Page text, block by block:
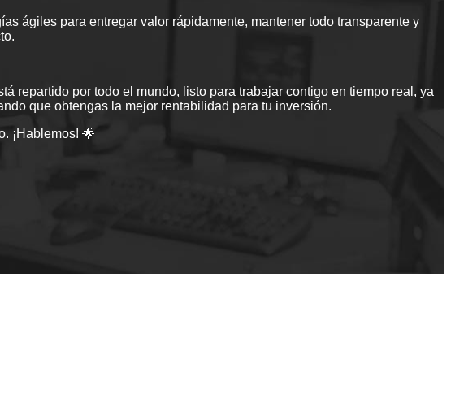
ágiles para entregar valor rápidamente, mantener todo transparente y
repartido por todo el mundo, listo para trabajar contigo en tiempo real, ya
que obtengas la mejor rentabilidad para tu inversión.
¡Hablemos! 🌟